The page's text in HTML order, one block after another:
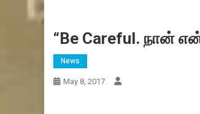
“Be Careful.
News
May 8, 2017